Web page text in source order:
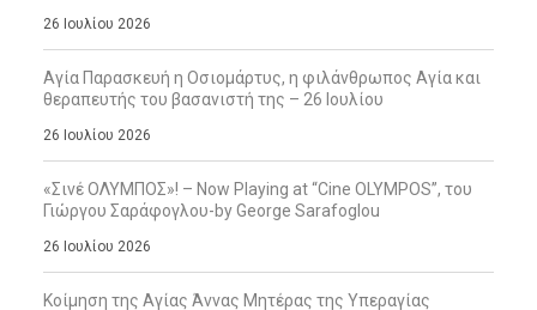
26 Ιουλίου 2026
Αγία Παρασκευή η Οσιομάρτυς, η φιλάνθρωπος Αγία και
θεραπευτής του βασανιστή της – 26 Ιουλίου
26 Ιουλίου 2026
«Σινέ ΟΛΥΜΠΟΣ»! – Now Playing at “Cine OLYMPOS”, του
Γιώργου Σαράφογλου-by George Sarafoglou
26 Ιουλίου 2026
Κοίμηση της Αγίας Άννας Μητέρας της Υπεραγίας